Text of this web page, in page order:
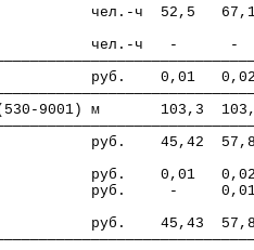
чел.-ч  52,5
чел.-ч   -
руб.    0,01
(530-9001) м       103,3
руб.    45,42
руб.    0,01
руб.     -
руб.    45,43